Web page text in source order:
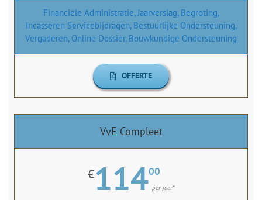
Financiële Administratie, Jaarverslag, Begroting,
Incasseren Servicebijdragen, Bestuurlijke Ondersteuning,
Vergaderen, Online Dossier, Bouwkundige Ondersteuning
OFFERTE
VvE Compleet
€11400
per jaar*